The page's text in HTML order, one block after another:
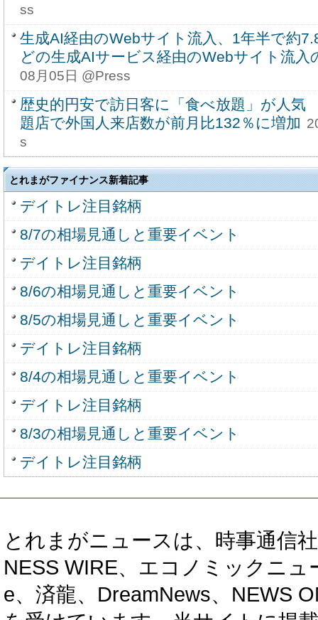
ss
生成AI経由のWebサイト流入、1年半で約
どの生成AIサービス経由のWebサイト流入
08月05日 @Press
歴史的円安で訪日客に「食べ放題」が人
題店で外国人来店数が前月比132％に増加
s
とれまがファイナンス新着記事
デイトレ注目銘柄
8/7の相場見通しと重要イベント
デイトレ注目銘柄
8/6の相場見通しと重要イベント
8/5の相場見通しと重要イベント
デイトレ注目銘柄
8/4の相場見通しと重要イベント
デイトレ注目銘柄
8/3の相場見通しと重要イベント
デイトレ注目銘柄
とれまがニュースは、時事通信
NESS WIRE、エコノミックニ
e、済龍、DreamNews、NEWS